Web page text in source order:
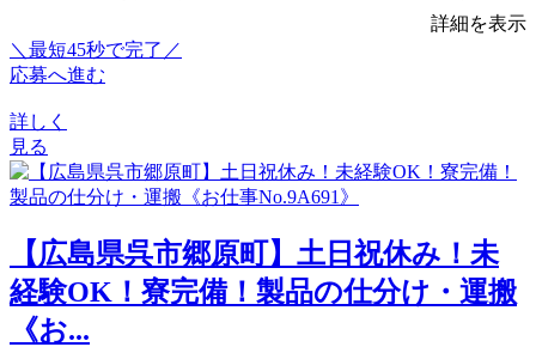
詳細を表示
＼最短45秒で完了／
応募へ進む
詳しく
見る
【広島県呉市郷原町】土日祝休み！未
経験OK！寮完備！製品の仕分け・運搬
《お...